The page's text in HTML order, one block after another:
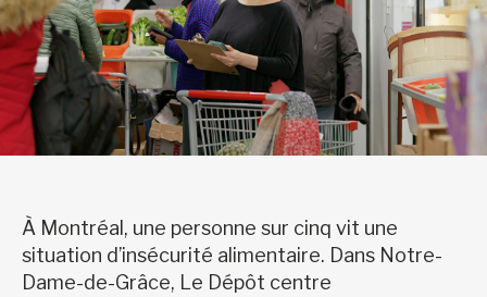
À Montréal, une personne sur cinq vit une
situation d’insécurité alimentaire. Dans Notre-
Dame-de-Grâce, Le Dépôt centre